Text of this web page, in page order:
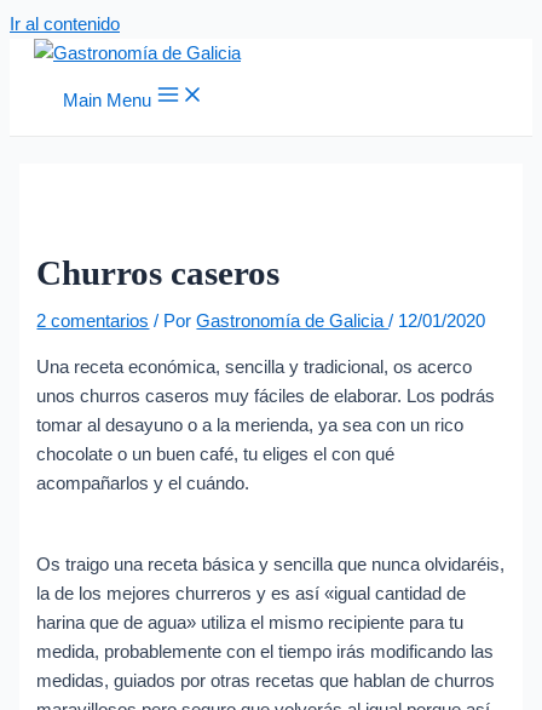
Ir al contenido
Main Menu
Churros caseros
2 comentarios / PorGastronomía de Galicia/ 12/01/2020
Una receta económica, sencilla y tradicional, os acerco
unos churros caseros muy fáciles de elaborar. Los podrás
tomar al desayuno o a la merienda, ya sea con un rico
chocolate o un buen café, tu eliges el con qué
acompañarlos y el cuándo.
Os traigo una receta básica y sencilla que nunca olvidaréis,
la de los mejores churreros y es así «igual cantidad de
harina que de agua» utiliza el mismo recipiente para tu
medida, probablemente con el tiempo irás modificando las
medidas, guiados por otras recetas que hablan de churros